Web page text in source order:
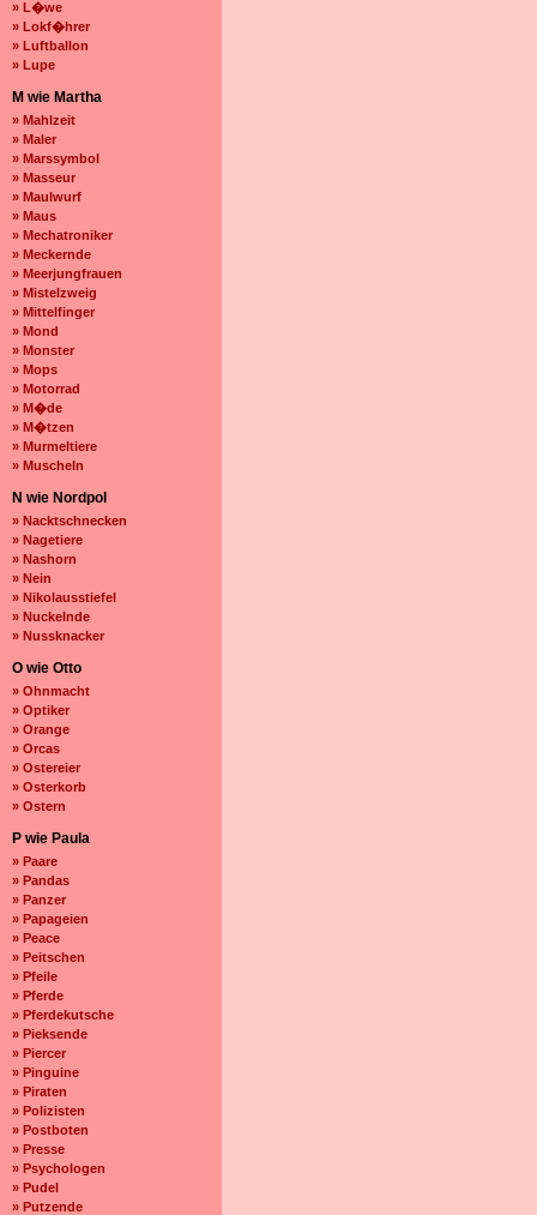
» L�we
» Lokf�hrer
» Luftballon
» Lupe
M wie Martha
» Mahlzeit
» Maler
» Marssymbol
» Masseur
» Maulwurf
» Maus
» Mechatroniker
» Meckernde
» Meerjungfrauen
» Mistelzweig
» Mittelfinger
» Mond
» Monster
» Mops
» Motorrad
» M�de
» M�tzen
» Murmeltiere
» Muscheln
N wie Nordpol
» Nacktschnecken
» Nagetiere
» Nashorn
» Nein
» Nikolausstiefel
» Nuckelnde
» Nussknacker
O wie Otto
» Ohnmacht
» Optiker
» Orange
» Orcas
» Ostereier
» Osterkorb
» Ostern
P wie Paula
» Paare
» Pandas
» Panzer
» Papageien
» Peace
» Peitschen
» Pfeile
» Pferde
» Pferdekutsche
» Pieksende
» Piercer
» Pinguine
» Piraten
» Polizisten
» Postboten
» Presse
» Psychologen
» Pudel
» Putzende